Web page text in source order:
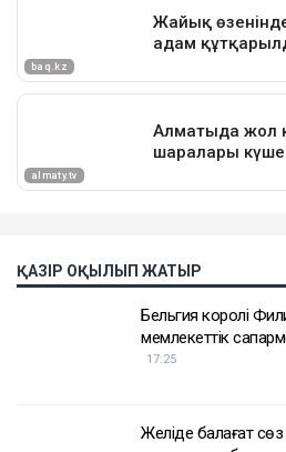
мемлекеттік
17:25
жариялаған